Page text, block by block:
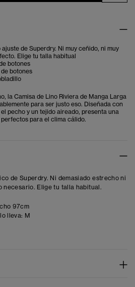
de Superdry. Ni muy ceñido, ni muy
Elige tu talla habitual
botones
botones
la Camisa de Lino Riviera de Manga Larga
para ser justo eso. Diseñada con
pecho y un tejido aireado, presenta una
para el clima cálido.
de Superdry. Ni demasiado estrecho ni
necesario. Elige tu talla habitual.
97cm
lleva: M